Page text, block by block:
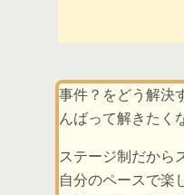
事件？をどう解決
んばって解きたく
ステージ制だから
自分のペースで楽